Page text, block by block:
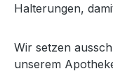
Halterungen,
Wir setzen
unserem